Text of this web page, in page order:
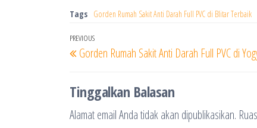
Tags Gorden Rumah Sakit Anti Darah Full PVC di Blitar Terbaik
Navigasi
pos
Previous
Post
PREVIOUS
Gorden Rumah Sakit Anti Darah Full PVC di
Tinggalkan Balasan
Alamat email Anda tidak akan dipublikasikan.